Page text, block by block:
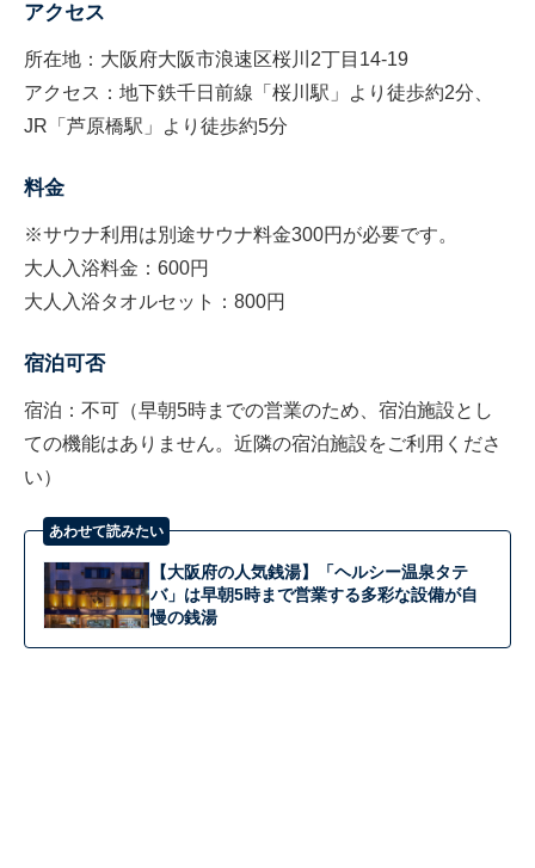
アクセス
所在地：大阪府大阪市浪速区桜川2丁目14-19
アクセス：地下鉄千日前線「桜川駅」より徒歩約2分、
JR「芦原橋駅」より徒歩約5分
料金
※サウナ利用は別途サウナ料金300円が必要です。
大人入浴料金：600円
大人入浴タオルセット：800円
宿泊可否
宿泊：不可（早朝5時までの営業のため、宿泊施設とし
ての機能はありません。近隣の宿泊施設をご利用くださ
い）
あわせて読みたい
【大阪府の人気銭湯】「ヘルシー温泉タテ
バ」は早朝5時まで営業する多彩な設備が自
慢の銭湯